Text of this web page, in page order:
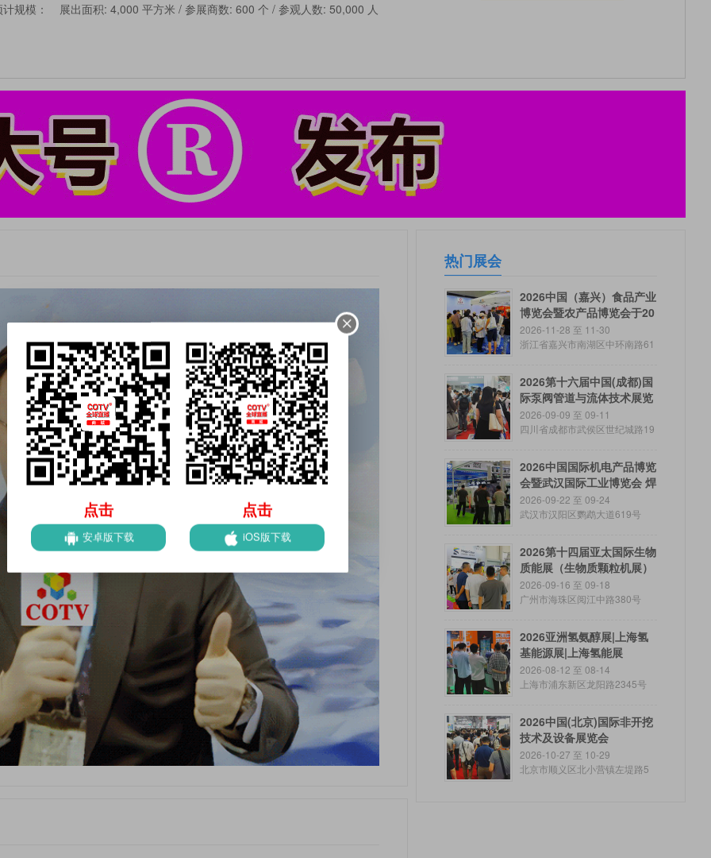
规模： 展出面积: 4,000 平方米 / 参展商数: 600 个 / 参观人数: 50,000 人
热门展会
2026中国（嘉兴）食品产业
博览会暨农产品博览会于20
26年11月28日-30日在嘉兴
国际会展中心开幕！欢迎各
展、参观！
2026-11-28 至 11-30
浙江省嘉兴市南湖区中环南路61
2026第十六届中国(成都)国
际泵阀管道与流体技术展览
会
2026-09-09 至 09-11
四川省成都市武侯区世纪城路19
2026中国国际机电产品博览
会暨武汉国际工业博览会 焊
接切割 激光及智能制造展
2026-09-22 至 09-24
武汉市汉阳区鹦鹉大道619号
2026第十四届亚太国际生物
质能展（生物质颗粒机展）
2026-09-16 至 09-18
广州市海珠区阅江中路380号
2026亚洲氢氨醇展|上海氢
基能源展|上海氢能展
2026-08-12 至 08-14
上海市浦东新区龙阳路2345号
2026中国(北京)国际非开挖
技术及设备展览会
2026-10-27 至 10-29
北京市顺义区北小营镇左堤路5
点击
安卓版下载
点击
iOS版下载